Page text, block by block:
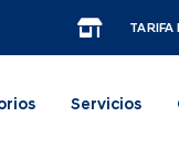
TARIFA
Servicios